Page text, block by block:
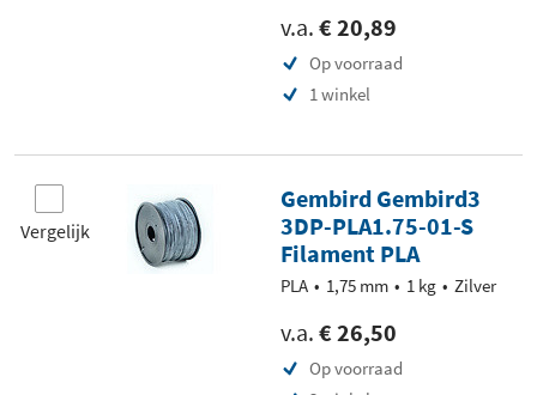
v.a. € 20,89
Op voorraad
1 winkel
Vergelijk
Gembird Gembird3
3DP-PLA1.75-01-S
Filament PLA
PLA 1,75 mm 1 kg Zilver
v.a. € 26,50
Op voorraad